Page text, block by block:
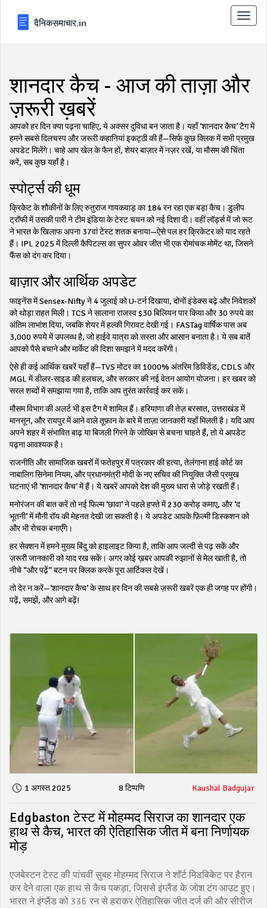
टॉगल
से
शानदार कैच - आज की ताज़ा और
ज़रूरी ख़बरें
आपको हर दिन क्या पढ़ना चाहिए, ये अक्सर दुविधा बन जाता है। यहाँ ‘शानदार कैच’ टैग में
हमने सबसे दिलचस्प और जरूरी कहानियां इकट्ठी की हैं—सिर्फ कुछ क्लिक में सभी प्रमुख
अपडेट मिलेंगे। चाहे आप खेल के फैन हों, शेयर बाज़ार में नज़र रखें, या मौसम की चिंता
करें, सब कुछ यहाँ है।
स्पोर्ट्स की धूम
क्रिकेट के शौकीनों के लिए रुतुराज गायकवाड़ का 184 रन रहा एक बड़ा कैच। डुलीप
ट्रॉफी में उसकी पारी ने टीम इंडिया के टेस्ट चयन को नई दिशा दी। वहीं लॉर्ड्स में जो रूट
ने भारत के खिलाफ अपना 37वां टेस्ट शतक बनाया—ऐसे पल हर क्रिकेटर को याद रहते
हैं। IPL 2025 में दिल्ली कैपिटल्स का सुपर ओवर जीत भी एक रोमांचक मोमेंट था, जिसने
फैंस को दंग कर दिया।
बाज़ार और आर्थिक अपडेट
फाइनेंस में Sensex‑Nifty ने 4 जुलाई को U‑टर्न दिखाया, दोनों इंडेक्स बढ़े और निवेशकों
को थोड़ा राहत मिली। TCS ने सालाना राजस्व $30 बिलियन पार किया और 30 रुपये का
अंतिम लाभांश दिया, जबकि शेयर में हल्की गिरावट देखी गई। FASTag वार्षिक पास अब
3,000 रुपये में उपलब्ध है, जो हाईवे यात्रा को सस्ता और आसान बनाता है। ये सब बातें
आपको पैसे बचाने और मार्केट की दिशा समझने में मदद करेंगी।
ऐसे ही कई आर्थिक खबरें यहाँ हैं—TVS मोटर का 1000% अंतरिम डिविडेंड, CDLS और
MGL में डीलर‑साइड की हलचल, और सरकार की नई वेतन आयोग योजना। हर खबर को
सरल शब्दों में समझाया गया है, ताकि आप तुरंत कार्रवाई कर सकें।
मौसम विभाग की अलर्ट भी इस टैग में शामिल हैं। हरियाणा की तेज़ बरसात, उत्तराखंड में
मानसून, और रायपुर में आने वाले तूफ़ान के बारे में ताज़ा जानकारी यहाँ मिलती है। यदि आप
अपने शहर में संभावित बाढ़ या बिजली गिरने के जोखिम से बचना चाहते हैं, तो ये अपडेट
पढ़ना आवश्यक है।
राजनीति और सामाजिक खबरों में फतेहपुर में पत्रकार की हत्या, तेलंगाना हाई कोर्ट का
नाबालिग सिनेमा नियम, और प्रधानमंत्री मोदी के नए सचिव की नियुक्ति जैसी प्रमुख
घटनाएं भी ‘शानदार कैच’ में हैं। ये खबरें आपको देश की मुख्य धारा से जोड़े रखती हैं।
मनोरंजन की बात करें तो नई फिल्म ‘छावा’ ने पहले हफ्ते में ₹230 करोड़ कमाए, और ‘द
भूतनी’ में मौनी रॉय की मेहनत देखी जा सकती है। ये अपडेट आपके फ़िल्मी डिस्कशन को
और भी रोचक बनाएँगे।
हर सेक्शन में हमने मुख्य बिंदु को हाइलाइट किया है, ताकि आप जल्दी से पढ़ सकें और
ज़रूरी जानकारी को याद रख सकें। अगर कोई ख़बर आपकी रुझानों से मेल खाती है, तो
नीचे “और पढ़ें” बटन पर क्लिक करके पूरा आर्टिकल देखें।
तो देर न करें—‘शानदार कैच’ के साथ हर दिन की सबसे ज़रूरी खबरें एक ही जगह पर होंगी।
पढ़ें, समझें, और आगे बढ़ें!
1 अगस्त 2025 8 टिप्पणि Kaushal Badgujar
Edgbaston टेस्ट में मोहम्मद सिराज का शानदार एक
हाथ से कैच, भारत की ऐतिहासिक जीत में बना निर्णायक
मोड़
एजबेस्टन टेस्ट की पांचवीं सुबह मोहम्मद सिराज ने शॉर्ट मिडविकेट पर हैरान
कर देने वाला एक हाथ से कैच पकड़ा, जिससे इंग्लैंड के जोश टंग आउट हुए।
भारत ने इंग्लैंड को 336 रन से हराकर ऐतिहासिक जीत दर्ज की और सीरीज